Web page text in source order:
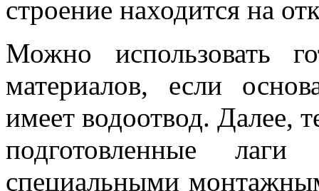
строение находится на
Можно использовать
материалов, если
имеет водоотвод. Далее,
подготовленные
специальными